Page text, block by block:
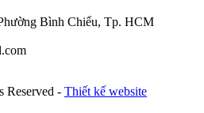
Bình Chiểu, Tp. HCM
Reserved - Thiết kế website